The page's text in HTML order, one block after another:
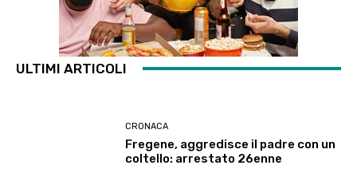
ULTIMI ARTICOLI
CRONACA
Fregene, aggredisce il padre con un
coltello: arrestato 26enne